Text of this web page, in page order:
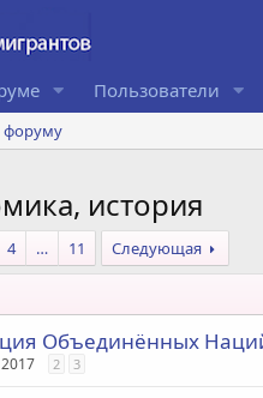
Пользователи
форуму
история
4 … 11 Следующая
Объединённых
2 3